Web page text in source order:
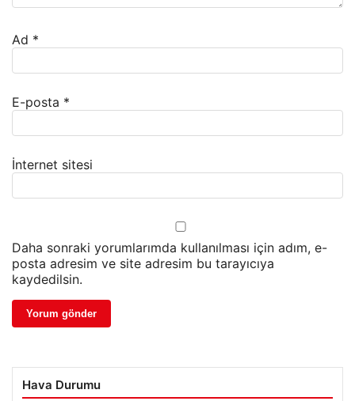
Ad *
E-posta *
İnternet sitesi
Daha sonraki yorumlarımda kullanılması için adım, e-
posta adresim ve site adresim bu tarayıcıya
kaydedilsin.
Hava Durumu